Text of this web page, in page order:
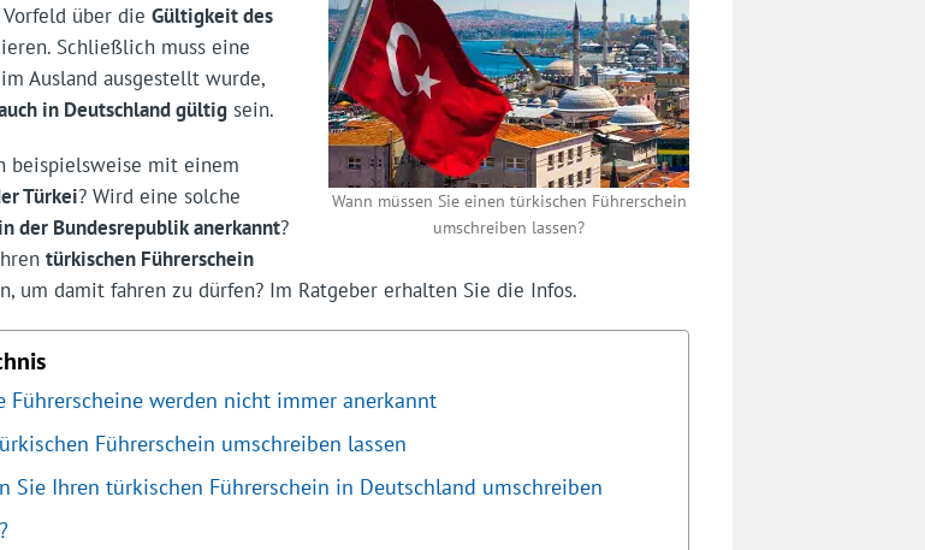
Wann müssen Sie einen türkischen Führerschein
umschreiben lassen?
über die Gültigkeit des
Schließlich muss eine
Ausland ausgestellt wurde,
in Deutschland gültigsein.
beispielsweise mit einem
Türkei? Wird eine solche
der Bundesrepublik anerkannt?
türkischen Führerschein
um damit fahren zu dürfen? Im Ratgeber erhalten Sie die Infos.
Führerscheine werden nicht immer anerkannt
Führerschein umschreiben lassen
Sie Ihren türkischen Führerschein in Deutschland umschreiben